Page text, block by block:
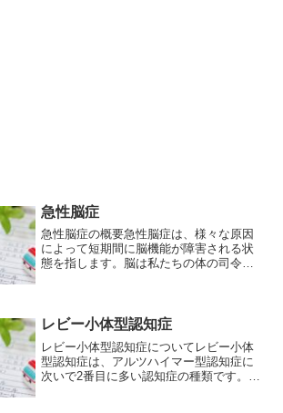
急性脳症
急性脳症の概要急性脳症は、様々な原因
によって短期間に脳機能が障害される状
態を指します。脳は私たちの体の司令塔
原因急性脳症の原因は多岐に...
レビー小体型認知症
レビー小体型認知症についてレビー小体
型認知症は、アルツハイマー型認知症に
次いで2番目に多い認知症の種類です。パ